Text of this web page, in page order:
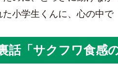
小学生くんに、心の中で
話「サクフワ食感